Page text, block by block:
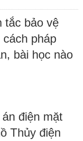
tắc bảo vệ
pháp
bài học nào
điện mặt
Thủy điện